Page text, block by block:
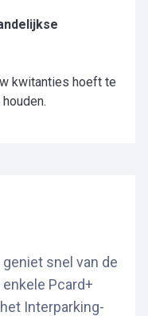
kwitanties hoeft te
snel van de
Pcard+
Interparking-